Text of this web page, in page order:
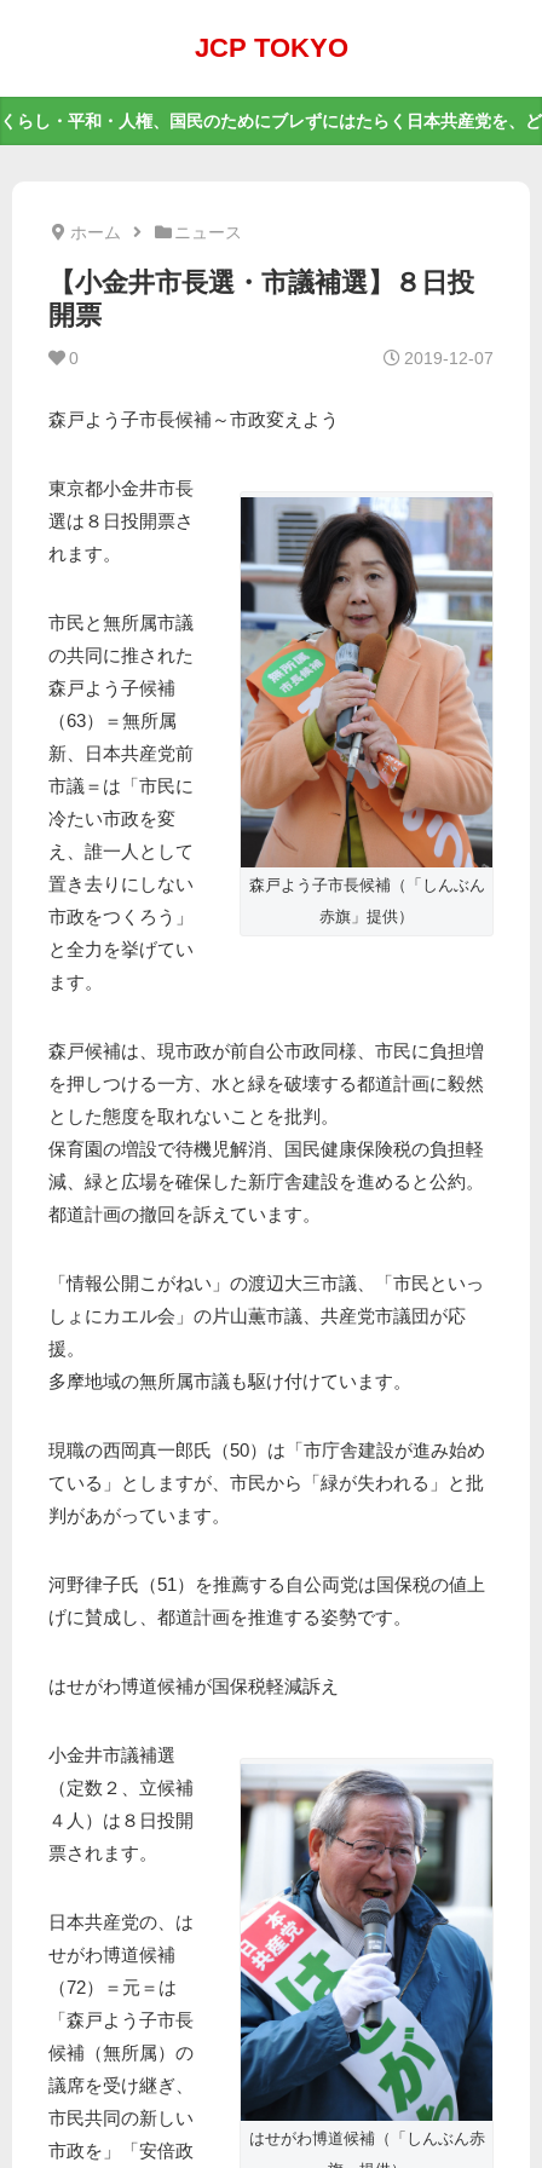
JCP TOKYO
くらし・平和・人権、国民のためにブレずにはたらく日本共産党を、
ホーム ニュース
【小金井市長選・市議補選】８日投
開票
0 2019-12-07
森戸よう子市長候補～市政変えよう
森戸よう子市長候補（「しんぶん
赤旗」提供）
東京都小金井市長
選は８日投開票さ
れます。
市民と無所属市議
の共同に推された
森戸よう子候補
（63）＝無所属
新、日本共産党前
市議＝は「市民に
冷たい市政を変
え、誰一人として
置き去りにしない
市政をつくろう」
と全力を挙げてい
ます。
森戸候補は、現市政が前自公市政同様、市民に負担増
を押しつける一方、水と緑を破壊する都道計画に毅然
とした態度を取れないことを批判。
保育園の増設で待機児解消、国民健康保険税の負担軽
減、緑と広場を確保した新庁舎建設を進めると公約。
都道計画の撤回を訴えています。
「情報公開こがねい」の渡辺大三市議、「市民といっ
しょにカエル会」の片山薫市議、共産党市議団が応
援。
多摩地域の無所属市議も駆け付けています。
現職の西岡真一郎氏（50）は「市庁舎建設が進み始め
ている」としますが、市民から「緑が失われる」と批
判があがっています。
河野律子氏（51）を推薦する自公両党は国保税の値上
げに賛成し、都道計画を推進する姿勢です。
はせがわ博道候補が国保税軽減訴え
はせがわ博道候補（「しんぶん赤
小金井市議補選
（定数２、立候補
４人）は８日投開
票されます。
日本共産党の、は
せがわ博道候補
（72）＝元＝は
「森戸よう子市長
候補（無所属）の
議席を受け継ぎ、
市民共同の新しい
市政を」「安倍政